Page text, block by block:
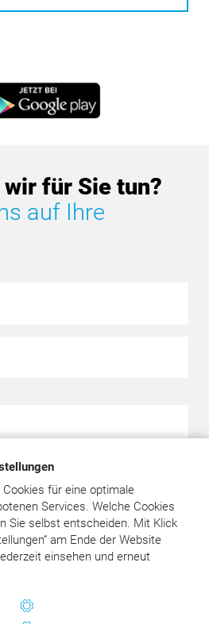
für eine optimale
Services. Welche Cookies
Sie selbst entscheiden. Mit Klick
am Ende der Website
einsehen und erneut
wir für Sie tun?
auf Ihre
Datenschutzerklärung